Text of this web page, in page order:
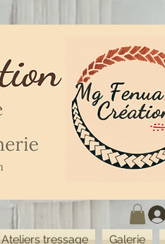
Ateliers tressage Galerie